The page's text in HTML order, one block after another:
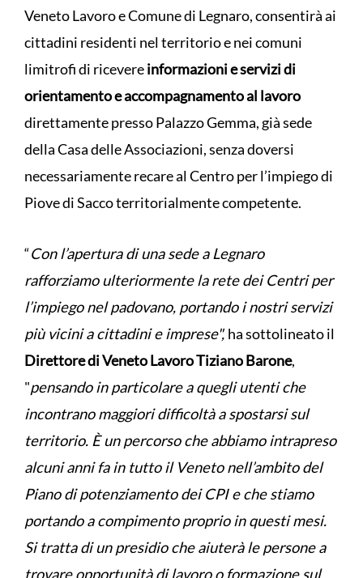
Veneto Lavoro e Comune di Legnaro, consentirà ai
cittadini residenti nel territorio e nei comuni
limitrofi di ricevereinformazioni e servizi di
orientamento e accompagnamento al lavoro
direttamente presso Palazzo Gemma, già sede
della Casa delle Associazioni, senza doversi
necessariamente recare al Centro per l’impiego di
Piove di Sacco territorialmente competente.
“Con l’apertura di una sede a Legnaro
rafforziamo ulteriormente la rete dei Centri per
l’impiego nel padovano, portando i nostri servizi
più vicini a cittadini e imprese", ha sottolineato il
Direttore di Veneto Lavoro Tiziano Barone,
"pensando in particolare a quegli utenti che
incontrano maggiori difficoltà a spostarsi sul
territorio. È un percorso che abbiamo intrapreso
alcuni anni fa in tutto il Veneto nell’ambito del
Piano di potenziamento dei CPI e che stiamo
portando a compimento proprio in questi mesi.
Si tratta di un presidio che aiuterà le persone a
trovare opportunità di lavoro o formazione sul